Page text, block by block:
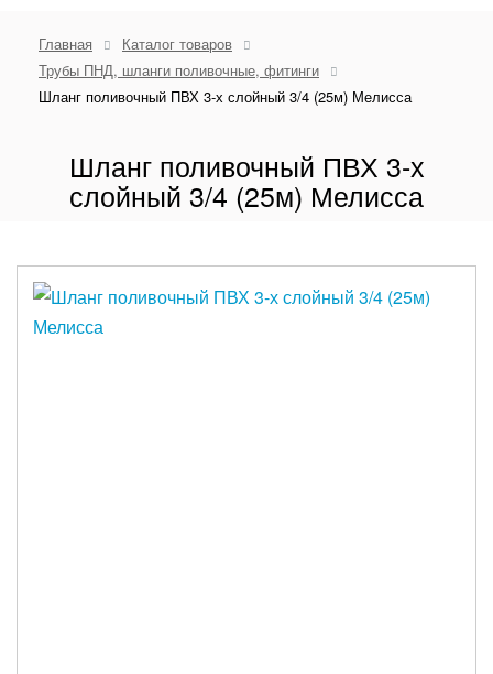
Главная
Каталог товаров
Трубы ПНД, шланги поливочные, фитинги
Шланг поливочный ПВХ 3-х слойный 3/4 (25м) Мелисса
Шланг поливочный ПВХ 3-х
слойный 3/4 (25м) Мелисса